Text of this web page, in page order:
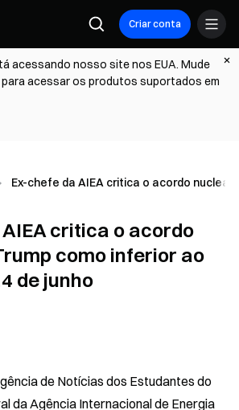
Criar conta
acessando nosso site nos EUA. Mude
para acessar os produtos suportados em
Ex-chefe da AIEA critica o acordo nuclear
critica o acordo
como inferior ao
de junho
de Notícias dos Estudantes do
da Agência Internacional de Energia